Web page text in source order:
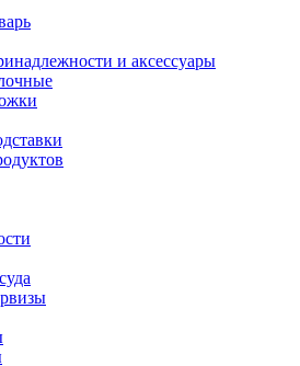
и аксессуары